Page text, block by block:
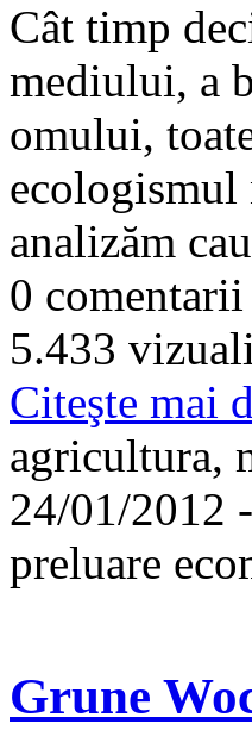
Cât timp
mediului, a
omului,
ecologismul
analizăm
0 comentarii
5.433
Citeşte mai
agricultura,
24/01/2012
preluare
Grune